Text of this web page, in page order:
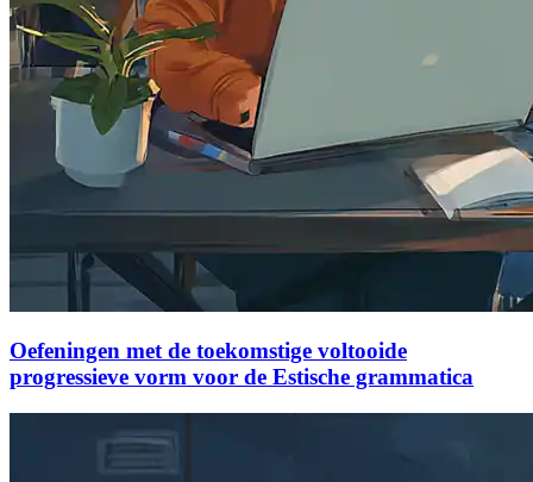
Oefeningen met de toekomstige voltooide
progressieve vorm voor de Estische grammatica